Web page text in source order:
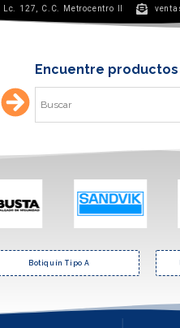
127, C.C. Metrocentro II
Encuentre productos
Botiquín Tipo A